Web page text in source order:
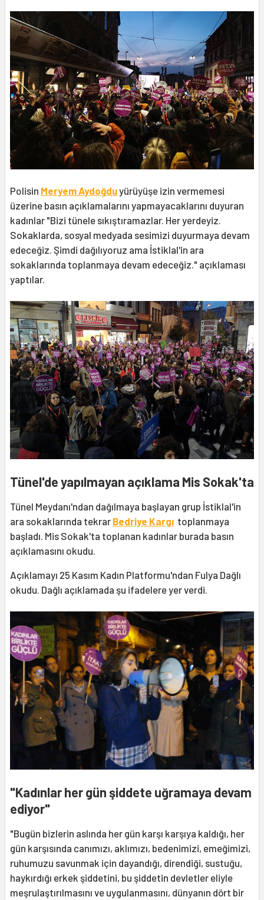
Polisin Meryem Aydoğduyürüyüşe izin vermemesi
üzerine basın açıklamalarını yapmayacaklarını duyuran
kadınlar "Bizi tünele sıkıştıramazlar. Her yerdeyiz.
Sokaklarda, sosyal medyada sesimizi duyurmaya devam
edeceğiz. Şimdi dağılıyoruz ama İstiklal'in ara
sokaklarında toplanmaya devam edeceğiz." açıklaması
yaptılar.
Tünel'de yapılmayan açıklama Mis Sokak'ta
Tünel Meydanı'ndan dağılmaya başlayan grup İstiklal'in
ara sokaklarında tekrar Bedriye Kargı toplanmaya
başladı. Mis Sokak'ta toplanan kadınlar burada basın
açıklamasını okudu.
Açıklamayı 25 Kasım Kadın Platformu'ndan Fulya Dağlı
okudu. Dağlı açıklamada şu ifadelere yer verdi.
"Kadınlar her gün şiddete uğramaya devam
ediyor"
"Bugün bizlerin aslında her gün karşı karşıya kaldığı, her
gün karşısında canımızı, aklımızı, bedenimizi, emeğimizi,
ruhumuzu savunmak için dayandığı, direndiği, sustuğu,
haykırdığı erkek şiddetini, bu şiddetin devletler eliyle
meşrulaştırılmasını ve uygulanmasını, dünyanın dört bir